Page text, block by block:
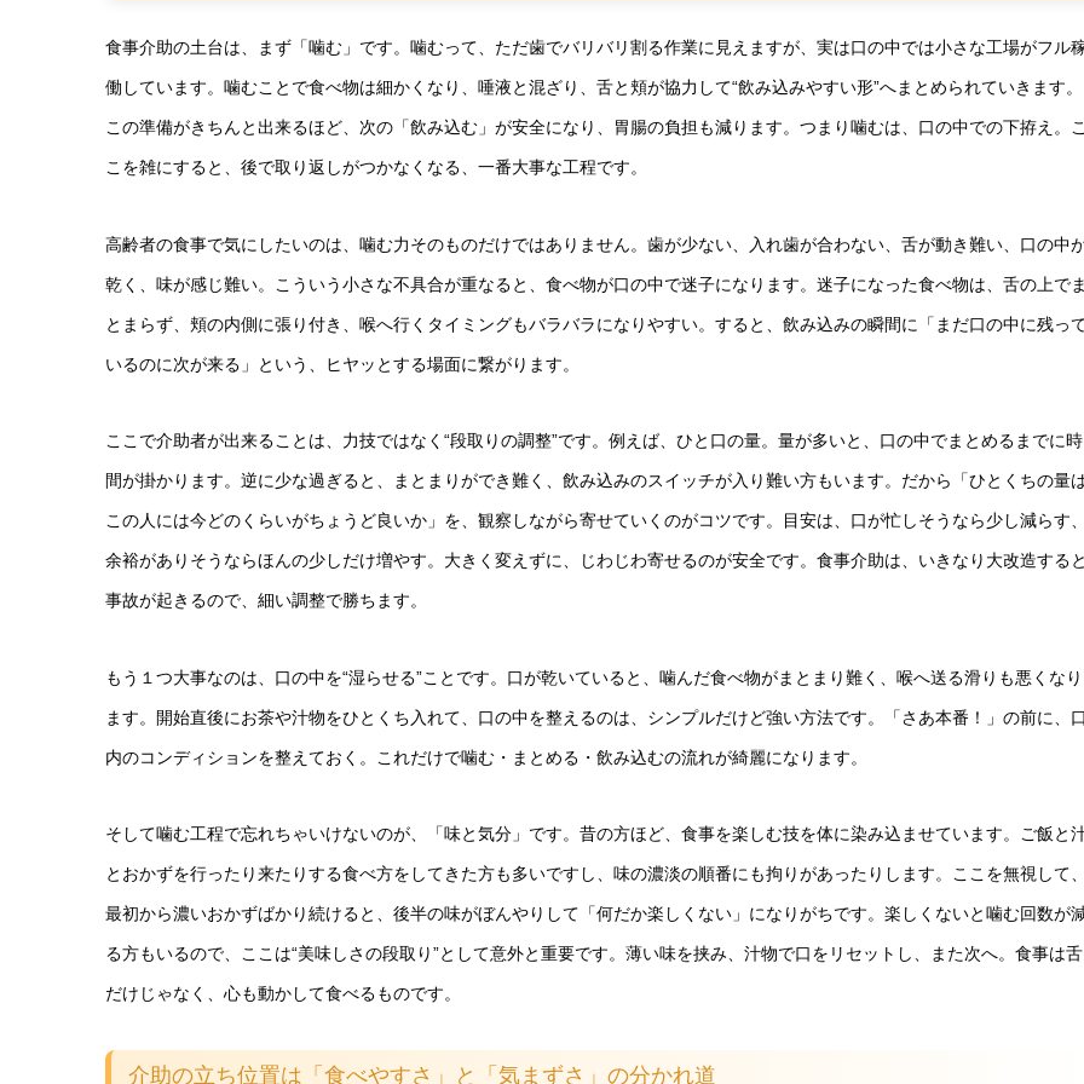
食事介助の土台は、まず「噛む」です。噛むって、ただ歯でバリバリ割る作業に見えますが、実は口の中では小さな工場がフル
働しています。噛むことで食べ物は細かくなり、唾液と混ざり、舌と頬が協力して“飲み込みやすい形”へまとめられていきます。
この準備がきちんと出来るほど、次の「飲み込む」が安全になり、胃腸の負担も減ります。つまり噛むは、口の中での下拵え。こ
こを雑にすると、後で取り返しがつかなくなる、一番大事な工程です。
高齢者の食事で気にしたいのは、噛む力そのものだけではありません。歯が少ない、入れ歯が合わない、舌が動き難い、口の中
乾く、味が感じ難い。こういう小さな不具合が重なると、食べ物が口の中で迷子になります。迷子になった食べ物は、舌の上でま
とまらず、頬の内側に張り付き、喉へ行くタイミングもバラバラになりやすい。すると、飲み込みの瞬間に「まだ口の中に残っ
いるのに次が来る」という、ヒヤッとする場面に繋がります。
ここで介助者が出来ることは、力技ではなく“段取りの調整”です。例えば、ひと口の量。量が多いと、口の中でまとめるまでに時
間が掛かります。逆に少な過ぎると、まとまりができ難く、飲み込みのスイッチが入り難い方もいます。だから「ひとくちの量
この人には今どのくらいがちょうど良いか」を、観察しながら寄せていくのがコツです。目安は、口が忙しそうなら少し減らす、
余裕がありそうならほんの少しだけ増やす。大きく変えずに、じわじわ寄せるのが安全です。食事介助は、いきなり大改造すると
事故が起きるので、細い調整で勝ちます。
もう１つ大事なのは、口の中を“湿らせる”ことです。口が乾いていると、噛んだ食べ物がまとまり難く、喉へ送る滑りも悪くなり
ます。開始直後にお茶や汁物をひとくち入れて、口の中を整えるのは、シンプルだけど強い方法です。「さあ本番！」の前に、口
内のコンディションを整えておく。これだけで噛む・まとめる・飲み込むの流れが綺麗になります。
そして噛む工程で忘れちゃいけないのが、「味と気分」です。昔の方ほど、食事を楽しむ技を体に染み込ませています。ご飯と
とおかずを行ったり来たりする食べ方をしてきた方も多いですし、味の濃淡の順番にも拘りがあったりします。ここを無視して、
最初から濃いおかずばかり続けると、後半の味がぼんやりして「何だか楽しくない」になりがちです。楽しくないと噛む回数が
る方もいるので、ここは“美味しさの段取り”として意外と重要です。薄い味を挟み、汁物で口をリセットし、また次へ。食事は舌
だけじゃなく、心も動かして食べるものです。
介助の立ち位置は「食べやすさ」と「気まずさ」の分かれ道